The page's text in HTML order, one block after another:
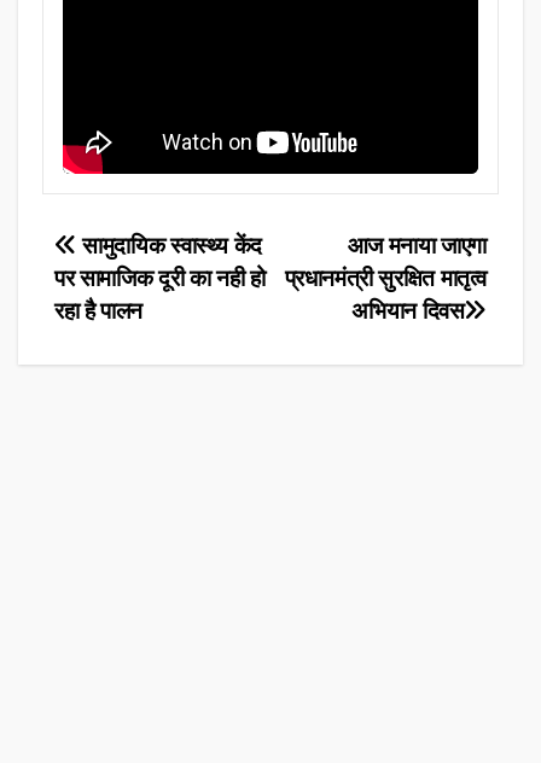
Post
navigation
आज मनाया जाएगा
प्रधानमंत्री सुरक्षित मातृत्व
अभियान दिवस
सामुदायिक स्वास्थ्य केंद
पर सामाजिक दूरी का नही हो
रहा है पालन